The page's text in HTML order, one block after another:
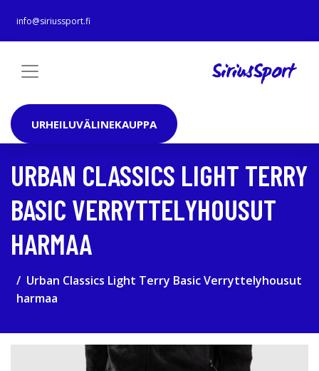
info@siriussport.fi
URHEILUVÄLINEKAUPPA
URBAN CLASSICS LIGHT TERRY
BASIC VERRYTTELYHOUSUT
HARMAA
Urban Classics Light Terry Basic Verryttelyhousut
harmaa